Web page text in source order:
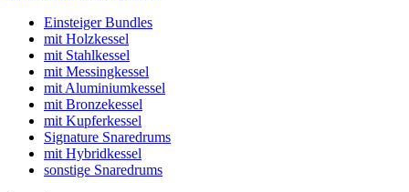
Einsteiger Bundles
mit Holzkessel
mit Stahlkessel
mit Messingkessel
mit Aluminiumkessel
mit Bronzekessel
mit Kupferkessel
Signature Snaredrums
mit Hybridkessel
sonstige Snaredrums